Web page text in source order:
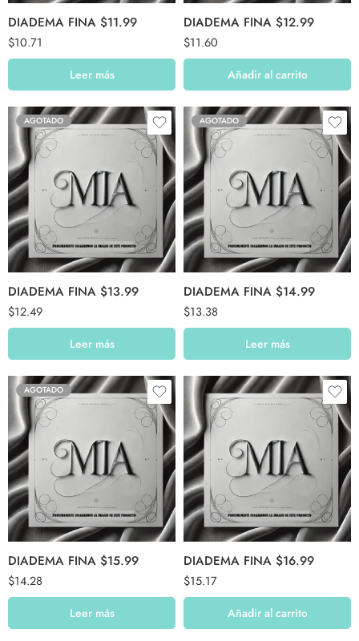
DIADEMA FINA $11.99
$10.71
Leer más
DIADEMA FINA $12.99
$11.60
Añadir al carrito
AGOTADO
DIADEMA FINA $13.99
$12.49
Leer más
AGOTADO
DIADEMA FINA $14.99
$13.38
Leer más
AGOTADO
DIADEMA FINA $15.99
$14.28
Leer más
DIADEMA FINA $16.99
$15.17
Añadir al carrito